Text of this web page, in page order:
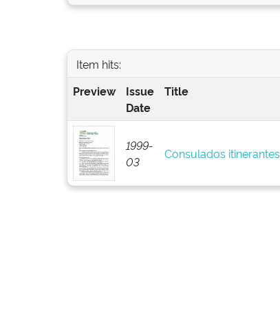
Item hits:
Preview
Issue
Date
Title
1999-
03
Consulados itinerantes